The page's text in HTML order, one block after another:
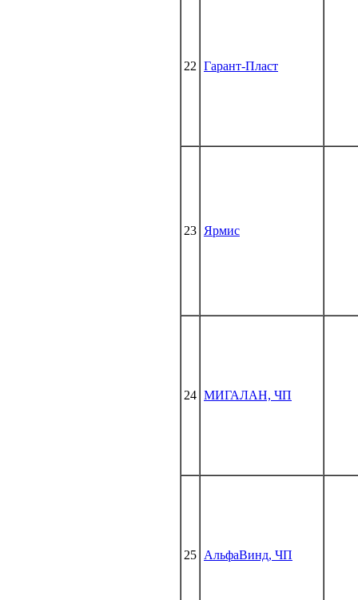
22 Гарант-Пласт
23 Ярмис
24 МИГАЛАН, ЧП
25 АльфаВинд, ЧП